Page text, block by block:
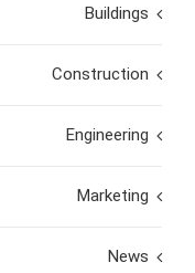
Buildings
Construction
Engineering
Marketing
News